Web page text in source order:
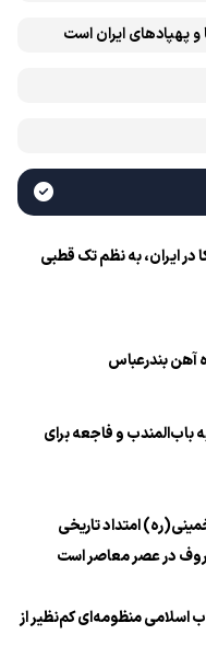
پهپادهای ایران است
ایران، به نظم تک قطبی
آهن بندرعباس
باب‌المندب و فاجعه برای
امتداد تاریخی
در عصر معاصر است
اسلامی منظومه‌ای کم‌نظیر از